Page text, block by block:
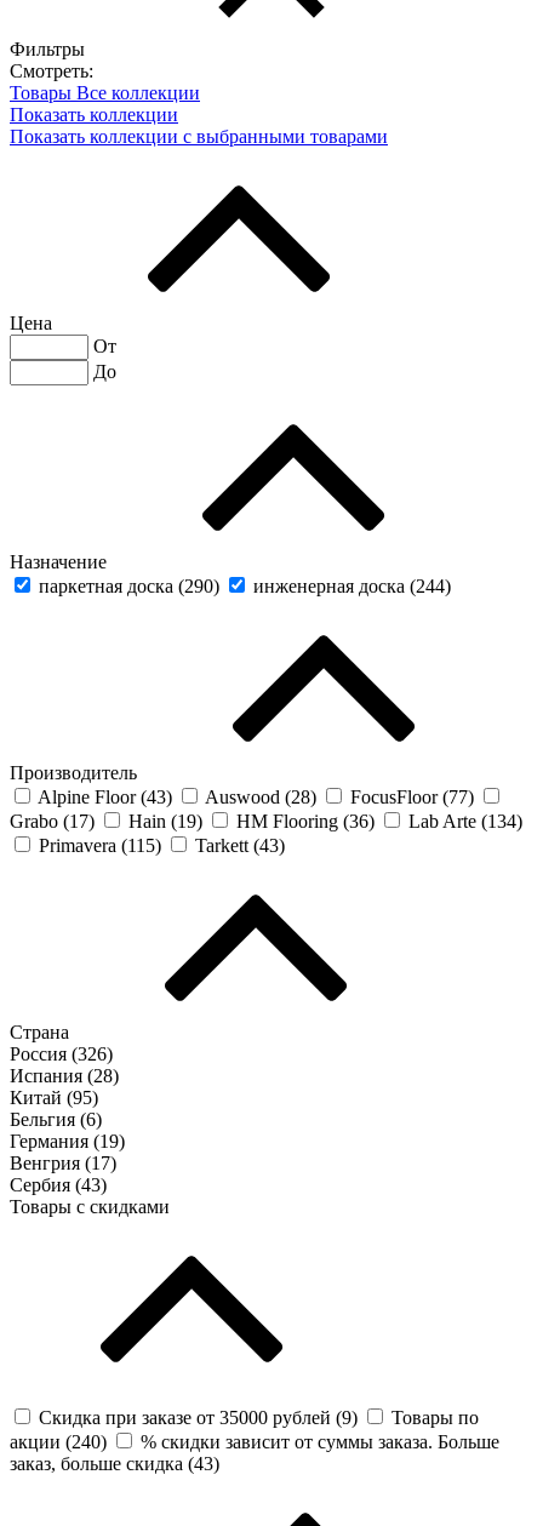
Фильтры
Смотреть:
Товары Все коллекции
Показать коллекции
Показать коллекции с выбранными товарами
Цена
От
До
Назначение
паркетная доска (290) инженерная доска (244)
Производитель
Alpine Floor (43) Auswood (28) FocusFloor (77)
Grabo (17) Hain (19) HM Flooring (36) Lab Arte (134)
Primavera (115) Tarkett (43)
Страна
Россия (326)
Испания (28)
Китай (95)
Бельгия (6)
Германия (19)
Венгрия (17)
Сербия (43)
Товары с скидками
Скидка при заказе от 35000 рублей (9)
Товары по
акции (240)
% скидки зависит от суммы заказа. Больше
заказ, больше скидка (43)